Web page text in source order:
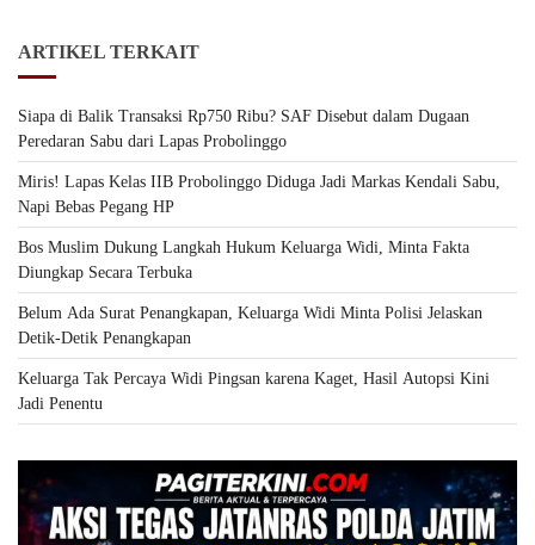
ARTIKEL TERKAIT
Siapa di Balik Transaksi Rp750 Ribu? SAF Disebut dalam Dugaan
Peredaran Sabu dari Lapas Probolinggo
Miris! Lapas Kelas IIB Probolinggo Diduga Jadi Markas Kendali Sabu,
Napi Bebas Pegang HP
Bos Muslim Dukung Langkah Hukum Keluarga Widi, Minta Fakta
Diungkap Secara Terbuka
Belum Ada Surat Penangkapan, Keluarga Widi Minta Polisi Jelaskan
Detik-Detik Penangkapan
Keluarga Tak Percaya Widi Pingsan karena Kaget, Hasil Autopsi Kini
Jadi Penentu